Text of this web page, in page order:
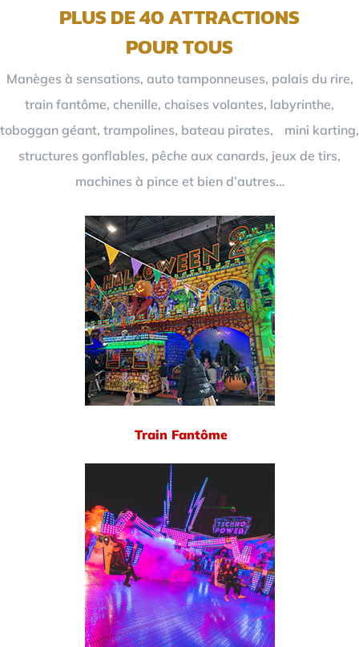
PLUS DE 40 ATTRACTIONS
POUR TOUS
Manèges à sensations, auto tamponneuses, palais du rire,
train fantôme, chenille, chaises volantes, labyrinthe,
toboggan géant, trampolines, bateau pirates, mini karting,
structures gonflables, pêche aux canards, jeux de tirs,
machines à pince et bien d’autres…
Train Fantôme